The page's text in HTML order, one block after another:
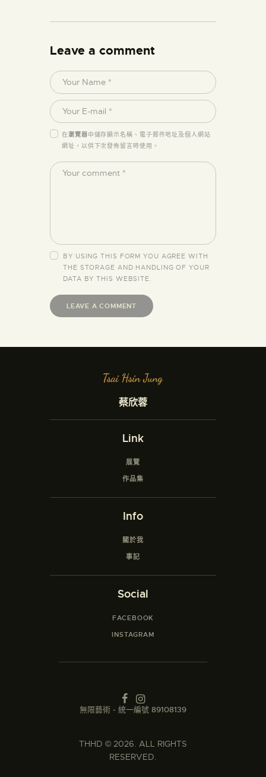
Leave a comment
在瀏覽器中儲存顯示名稱、電子郵件地址及個人網站
網址，以供下次發佈留言時使用。
BY USING THIS FORM YOU AGREE WITH
THE STORAGE AND HANDLING OF YOUR
DATA BY THIS WEBSITE.
蔡欣蓉
Link
展覽
作品集
Info
關於我
事記
Social
FACEBOOK
INSTAGRAM
無限藝術 - 統一編號 89108139
THHD © 2026. ALL RIGHTS
RESERVED.